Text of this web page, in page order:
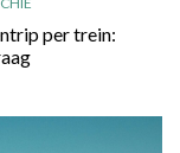
per trein: